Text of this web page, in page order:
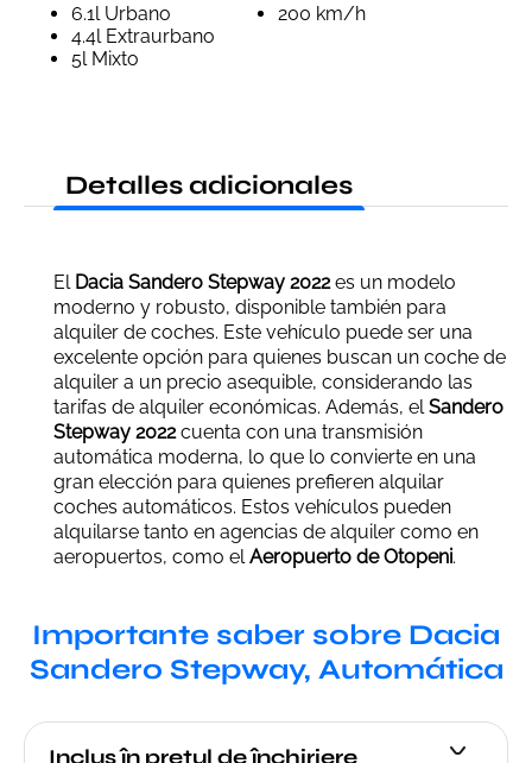
6.1l Urbano
4.4l Extraurbano
5l Mixto
200 km/h
Detalles adicionales
El Dacia Sandero Stepway 2022es un modelo
moderno y robusto, disponible también para
alquiler de coches. Este vehículo puede ser una
excelente opción para quienes buscan un coche de
alquiler a un precio asequible, considerando las
tarifas de alquiler económicas. Además, el Sandero
Stepway 2022cuenta con una transmisión
automática moderna, lo que lo convierte en una
gran elección para quienes prefieren alquilar
coches automáticos. Estos vehículos pueden
alquilarse tanto en agencias de alquiler como en
aeropuertos, como el Aeropuerto de Otopeni.
Importante saber sobre Dacia
Sandero Stepway, Automática
Inclus în prețul de închiriere